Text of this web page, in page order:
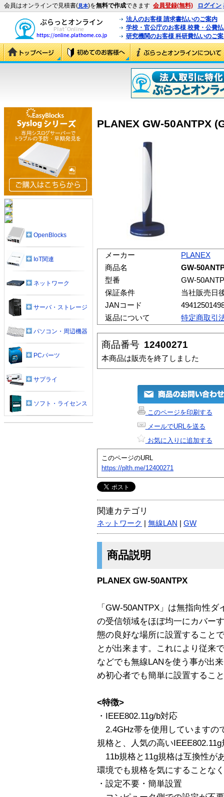
会員はオンラインで見積書(見本)を無料で作成できます 会員登録(無料) ログイン
法人のお客様 請求書払いのご案内
学校・官公庁のお客様 校費・公費
研究機関のお客様 科研費払いのご
PLANEX GW-50ANTPX
メーカー
PLANEX
商品名
GW-
型番
GW-
保証条件
当社販売日
JANコード
返品について
特定商取引
商品番号 12400271
本商品は販売を終了しました
このページを印刷する
メールでURLを送る
お気に入りに追加する
このページのURL
https://plth.me/12400271
関連カテゴリ
ネットワーク 無線LAN GW
商品説明
PLANEX GW-50ANTPX
「GW-50ANTPX」は無指向性
の受信領域をほぼ均一にカバー
態の良好な場所に設置すること
とが出来ます。これにより従来
などでも無線LANを使う事が出
め初心者でも簡単に設置するこ
<特徴>
・IEEE802.11g/b対応
2.4GHz帯を使用していますの
規格と、人気の高い
11b規格と11g規格は互換性が
環境でも規格を気にすることな
・設定不要・簡単設置
OpenBlocks
IoT関連
ネットワーク
サーバ・ストレージ
パソコン・周辺機器
PCパーツ
サプライ
ソフト・ライセンス